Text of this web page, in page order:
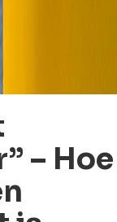
– Hoe